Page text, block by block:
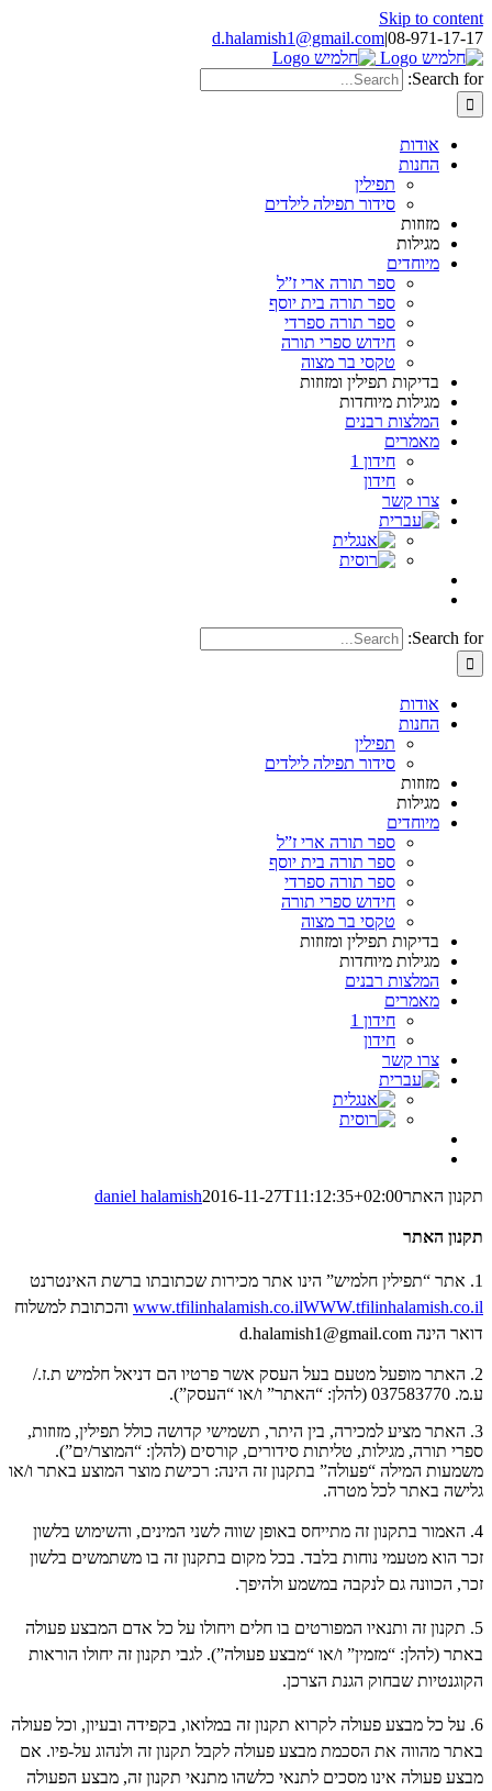
Skip to content
08-971-17-17
|
d.halamish1@gmail.com
Search for:
אודות
החנות
תפילין
סידור תפילה לילדים
מזוזות
מגילות
מיוחדים
ספר תורה ארי ז”ל
ספר תורה בית יוסף
ספר תורה ספרדי
חידוש ספרי תורה
טקסי בר מצוה
בדיקות תפילין ומזוזות
מגילות מיוחדות
המלצות רבנים
מאמרים
חידון 1
חידון
צרו קשר
Search for:
אודות
החנות
תפילין
סידור תפילה לילדים
מזוזות
מגילות
מיוחדים
ספר תורה ארי ז”ל
ספר תורה בית יוסף
ספר תורה ספרדי
חידוש ספרי תורה
טקסי בר מצוה
בדיקות תפילין ומזוזות
מגילות מיוחדות
המלצות רבנים
מאמרים
חידון 1
חידון
צרו קשר
תקנון האתר daniel halamish2016-11-27T11:12:35+02:00
תקנון האתר
1. אתר “תפילין חלמיש” הינו אתר מכירות שכתובתו ברשת האינטרנט
www.tfilinhalamish.co.ilWWW.tfilinhalamish.co.il
והכתובת למשלוח
דואר הינה d.halamish1@gmail.com
2. האתר מופעל מטעם בעל העסק אשר פרטיו הם דניאל חלמיש ת.ז./
ע.מ. 037583770 (להלן: “האתר” ו/או “העסק”).
3. האתר מציע למכירה, בין היתר, תשמישי קדושה כולל תפילין, מזוזות,
ספרי תורה, מגילות, טליתות סידורים, קורסים (להלן: “המוצר/ים”).
משמעות המילה “פעולה” בתקנון זה הינה: רכישת מוצר המוצע באתר ו/או
גלישה באתר לכל מטרה.
4. האמור בתקנון זה מתייחס באופן שווה לשני המינים, והשימוש בלשון
זכר הוא מטעמי נוחות בלבד. בכל מקום בתקנון זה בו משתמשים בלשון
זכר, הכוונה גם לנקבה במשמע ולהיפך.
5. תקנון זה ותנאיו המפורטים בו חלים ויחולו על כל אדם המבצע פעולה
באתר (להלן: “מזמין” ו/או “מבצע פעולה”). לגבי תקנון זה יחולו הוראות
הקוגנטיות שבחוק הגנת הצרכן.
6. על כל מבצע פעולה לקרוא תקנון זה במלואו, בקפידה ובעיון, וכל פעולה
באתר מהווה את הסכמת מבצע פעולה לקבל תקנון זה ולנהוג על-פיו. אם
מבצע פעולה אינו מסכים לתנאי כלשהו מתנאי תקנון זה, מבצע הפעולה